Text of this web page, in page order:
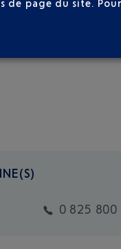
0 825 800
de page du site.